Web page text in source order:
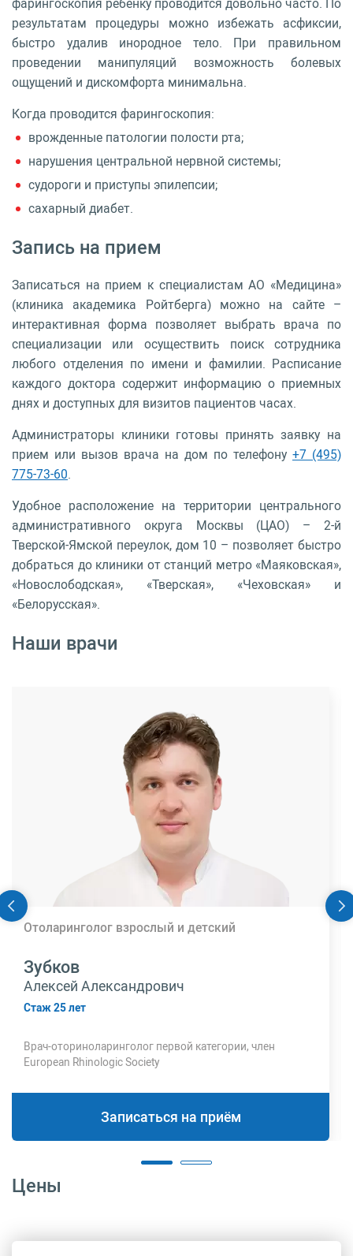
результатам процедуры можно избежать асфиксии,
быстро удалив инородное тело. При правильном
проведении манипуляций возможность болевых
ощущений и дискомфорта минимальна.
Когда проводится фарингоскопия:
врожденные патологии полости рта;
нарушения центральной нервной системы;
судороги и приступы эпилепсии;
сахарный диабет.
Запись на прием
Записаться на прием к специалистам АО «Медицина»
(клиника академика Ройтберга) можно на сайте –
интерактивная форма позволяет выбрать врача по
специализации или осуществить поиск сотрудника
любого отделения по имени и фамилии. Расписание
каждого доктора содержит информацию о приемных
днях и доступных для визитов пациентов часах.
Администраторы клиники готовы принять заявку на
прием или вызов врача на дом по телефону +7 (495)
775-73-60.
Удобное расположение на территории центрального
административного округа Москвы (ЦАО) – 2-й
Тверской-Ямской переулок, дом 10 – позволяет быстро
добраться до клиники от станций метро «Маяковская»,
«Новослободская», «Тверская», «Чеховская» и
«Белорусская».
Наши врачи
Отоларинголог взрослый и детский
Зубков
Алексей Александрович
Стаж 25 лет
Врач-оториноларинголог первой категории, член
European Rhinologic Society
Записаться на приём
Цены